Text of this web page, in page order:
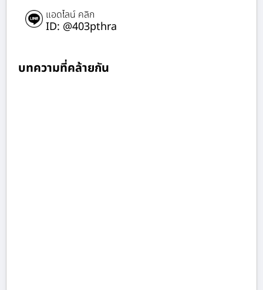
แอดไลน์ คลิก
ID: @403pthra
บทความที่คล้ายกัน